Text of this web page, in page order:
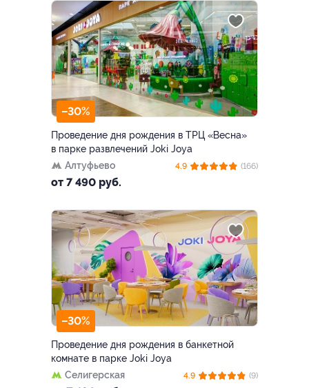
–30%
Проведение дня рождения в ТРЦ «Весна»
в парке развлечений Joki Joya
Алтуфьево
от 7 490 руб.
4.9 (166)
–30%
Проведение дня рождения в банкетной
комнате в парке Joki Joya
Селигерская
4.9 (9)